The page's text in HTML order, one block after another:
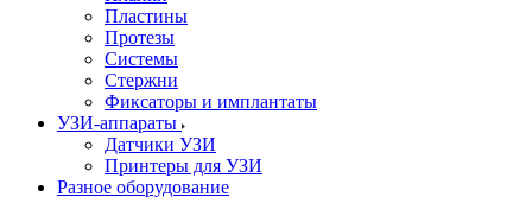
Пластины
Протезы
Системы
Стержни
Фиксаторы и имплантаты
УЗИ-аппараты
Датчики УЗИ
Принтеры для УЗИ
Разное оборудование